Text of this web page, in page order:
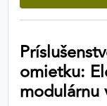
omietku:
modulárnu
výkon a
Google